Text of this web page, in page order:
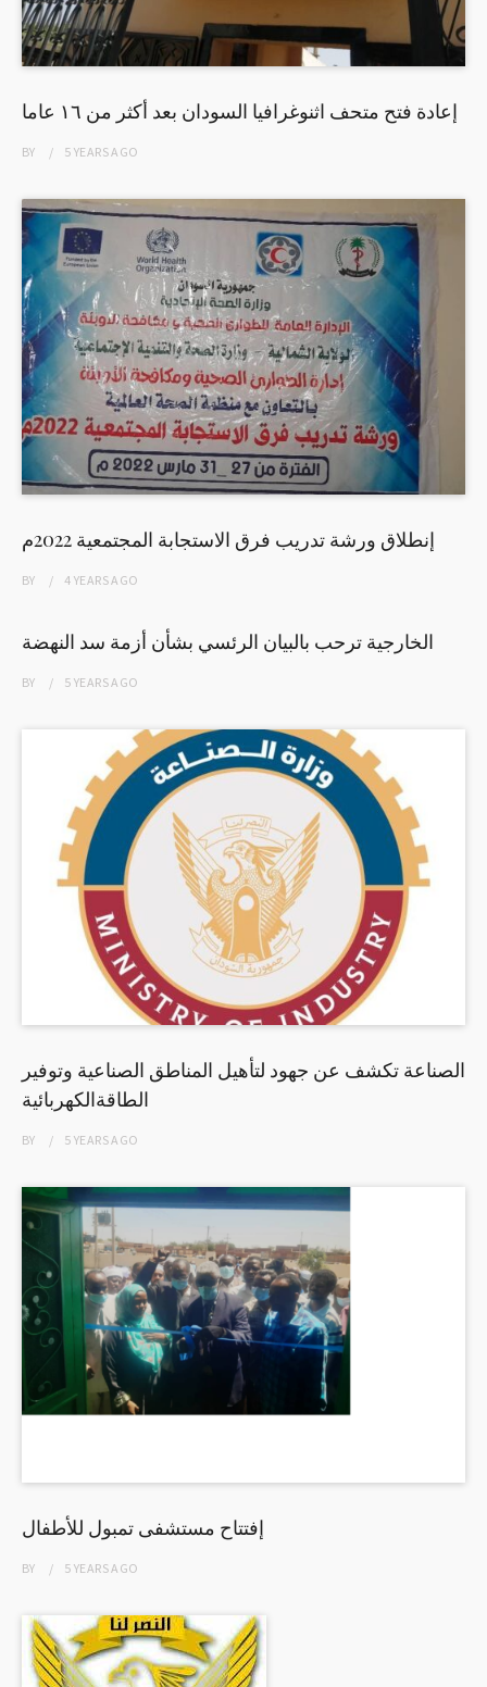
إعادة فتح متحف اثنوغرافيا السودان بعد أكثر من ١٦ عاما
BY 5 YEARSAGO
إنطلاق ورشة تدريب فرق الاستجابة المجتمعية 2022م
BY 4 YEARSAGO
الخارجية ترحب بالبيان الرئسي بشأن أزمة سد النهضة
BY 5 YEARSAGO
الصناعة تكشف عن جهود لتأهيل المناطق الصناعية وتوفير
الطاقةالكهربائية
BY 5 YEARSAGO
إفتتاح مستشفى تمبول للأطفال
BY 5 YEARSAGO